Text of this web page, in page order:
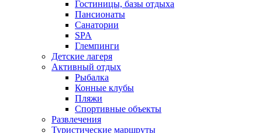
Гостиницы, базы отдыха
Пансионаты
Санатории
SPA
Глемпинги
Детские лагеря
Активный отдых
Рыбалка
Конные клубы
Пляжи
Спортивные объекты
Развлечения
Туристические маршруты